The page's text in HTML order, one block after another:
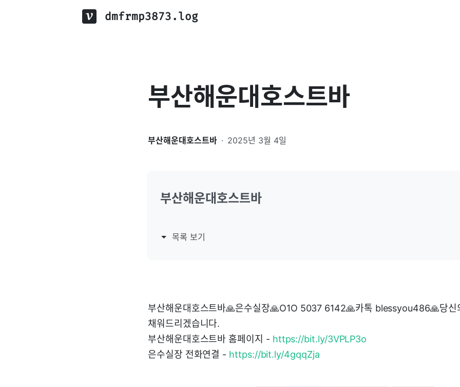
dmfrmp3873.log
부산해운대호스트바
부산해운대호스트바 · 2025년 3월 4일
부산해운대호스트바
목록 보기
부산해운대호스트바🙏은수실장🙏O1O 5037 6142🙏카톡 blessyou486🙏당신
채워드리겠습니다.
부산해운대호스트바 홈페이지 - https://bit.ly/3VPLP3o
은수실장 전화연결 - https://bit.ly/4gqqZja